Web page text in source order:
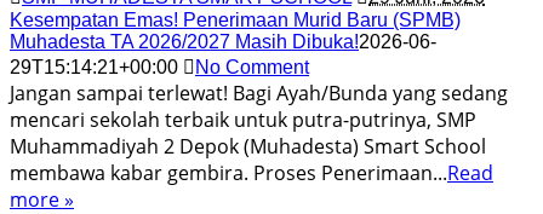
Kesempatan Emas! Penerimaan Murid Baru (SPMB)
Muhadesta TA 2026/2027 Masih Dibuka!2026-06-
29T15:14:21+00:00
No Comment
Jangan sampai terlewat! Bagi Ayah/Bunda yang sedang
mencari sekolah terbaik untuk putra-putrinya, SMP
Muhammadiyah 2 Depok (Muhadesta) Smart School
membawa kabar gembira. Proses Penerimaan...Read
more »